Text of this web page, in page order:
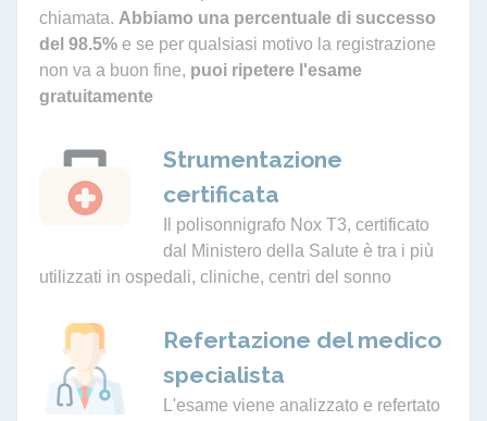
chiamata. Abbiamo una percentuale di successo
del 98.5% e se per qualsiasi motivo la registrazione
non va a buon fine, puoi ripetere l'esame
gratuitamente
Strumentazione
certificata
Il polisonnigrafo Nox T3, certificato
dal Ministero della Salute è tra i più
utilizzati in ospedali, cliniche, centri del sonno
Refertazione del medico
specialista
L'esame viene analizzato e refertato